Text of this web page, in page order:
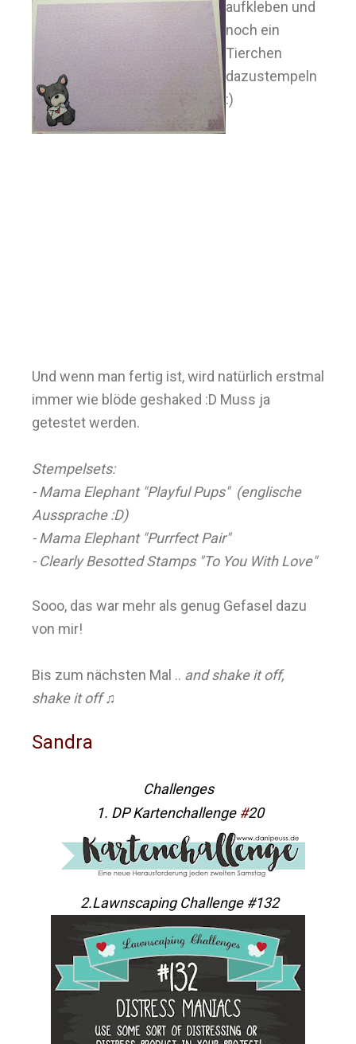
aufkleben und
noch ein
Tierchen
dazustempeln
:)
Und wenn man fertig ist, wird natürlich erstmal
immer wie blöde geshaked :D Muss ja
getestet werden.
Stempelsets:
- Mama Elephant "Playful Pups" (englische
Aussprache :D)
- Mama Elephant "Purrfect Pair"
- Clearly Besotted Stamps "To You With Love"
Sooo, das war mehr als genug Gefasel dazu
von mir!
Bis zum nächsten Mal .. and shake it off,
shake it off ♫
Sandra
Challenges
1. DP Kartenchallenge #20
2.Lawnscaping Challenge #132